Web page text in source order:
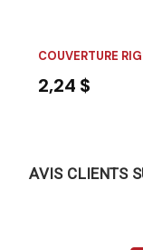
COUVERTURE
2,24 $
AVIS CLIENTS